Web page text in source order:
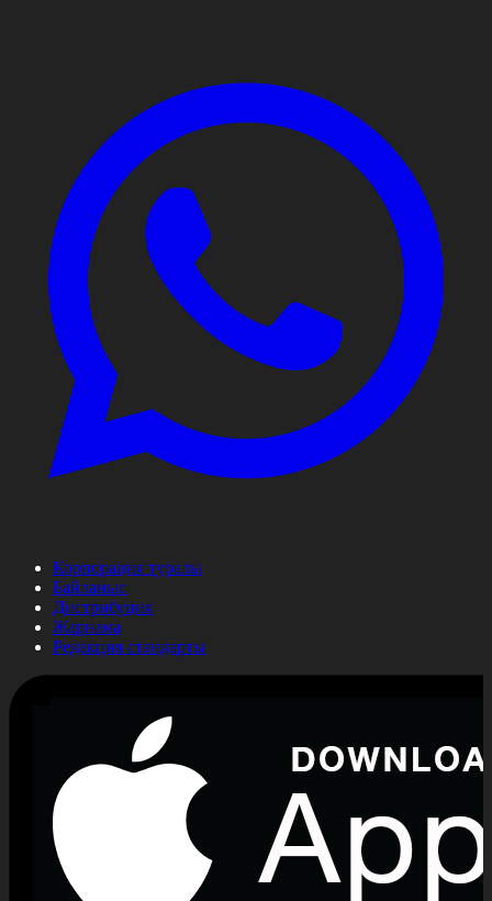
Корпорация туралы
Байланыс
Дистрибуция
Жарнама
Редакция стандарты